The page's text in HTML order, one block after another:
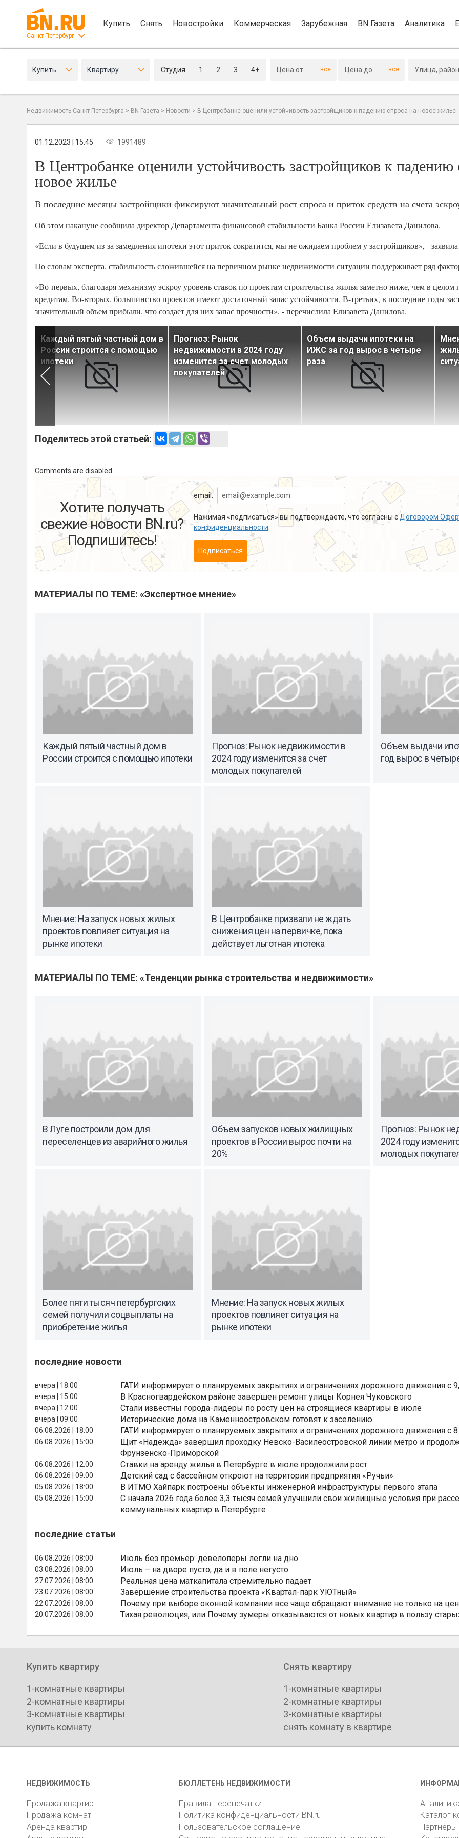
Санкт-Петербург
Купить Снять Новостройки Коммерческая Зарубежная BN Газета Аналитика
Купить Квартиру Студия 1 2 3 4+ всё всё
Недвижимость Санкт-Петербурга > BN Газета > Новости > В Центробанке оценили устойчивость застройщиков к падению спроса на новое жилье
01.12.2023 | 15:45 1991489
В Центробанке оценили устойчивость застройщиков к падению
новое жилье
В последние месяцы застройщики фиксируют значительный рост спроса и приток средств на счета
Об этом накануне сообщила директор Департамента финансовой стабильности Банка России Елизавета Данилова.
«Если в будущем из-за замедления ипотеки этот приток сократится, мы не ожидаем проблем у застройщиков», -
По словам эксперта, стабильность сложившейся на первичном рынке недвижимости ситуации поддерживает ряд
«Во-первых, благодаря механизму эскроу уровень ставок по проектам строительства жилья заметно ниже, чем в
кредитам. Во-вторых, большинство проектов имеют достаточный запас устойчивости. В-третьих, в последние годы
значительный объем прибыли, что создает для них запас прочности», - перечислила Елизавета Данилова.
Каждый пятый частный дом в
России строится с помощью
ипотеки
Прогноз: Рынок
недвижимости в 2024 году
изменится за счет молодых
покупателей
Объем выдачи ипотеки на
ИЖС за год вырос в четыре
раза
Поделитесь этой статьей:
Comments are disabled
Хотите получать
свежие новости BN.ru?
Подпишитесь!
email:
Нажимая «подписаться» вы подтверждаете, что согласны с Договором
конфиденциальности
Подписаться
МАТЕРИАЛЫ ПО ТЕМЕ: «Экспертное мнение»
Каждый пятый частный дом в
России строится с помощью ипотеки
Прогноз: Рынок недвижимости в
2024 году изменится за счет
молодых покупателей
Объем выдачи
год вырос в
Мнение: На запуск новых жилых
проектов повлияет ситуация на
рынке ипотеки
В Центробанке призвали не ждать
снижения цен на первичке, пока
действует льготная ипотека
МАТЕРИАЛЫ ПО ТЕМЕ: «Тенденции рынка строительства и недвижимости»
В Луге построили дом для
переселенцев из аварийного жилья
Объем запусков новых жилищных
проектов в России вырос почти на
20%
Прогноз: Рынок
2024 году
молодых
Более пяти тысяч петербургских
семей получили соцвыплаты на
приобретение жилья
Мнение: На запуск новых жилых
проектов повлияет ситуация на
рынке ипотеки
последние новости
вчера | 18:00 ГАТИ информирует о планируемых закрытиях и ограничениях дорожного движения с 9,
вчера | 15:00 В Красногвардейском районе завершен ремонт улицы Корнея Чуковского
вчера | 12:00 Стали известны города-лидеры по росту цен на строящиеся квартиры в июле
вчера | 09:00 Исторические дома на Каменноостровском готовят к заселению
06.08.2026 | 18:00 ГАТИ информирует о планируемых закрытиях и ограничениях дорожного движения с 8
06.08.2026 | 15:00
Щит «Надежда» завершил проходку Невско-Василеостровской линии метро и
Фрунзенско-Приморской
06.08.2026 | 12:00 Ставки на аренду жилья в Петербурге в июле продолжили рост
06.08.2026 | 09:00 Детский сад с бассейном откроют на территории предприятия «Ручьи»
05.08.2026 | 18:00 В ИТМО Хайпарк построены объекты инженерной инфраструктуры первого этапа
05.08.2026 | 15:00
С начала 2026 года более 3,3 тысяч семей улучшили свои жилищные условия при
коммунальных квартир в Петербурге
последние статьи
06.08.2026 | 08:00 Июль без премьер: девелоперы легли на дно
03.08.2026 | 08:00 Июль – на дворе пусто, да и в поле негусто
27.07.2026 | 08:00 Реальная цена маткапитала стремительно падает
23.07.2026 | 08:00 Завершение строительства проекта «Квартал-парк УЮТный»
22.07.2026 | 08:00 Почему при выборе оконной компании все чаще обращают внимание не только на
20.07.2026 | 08:00 Тихая революция, или Почему зумеры отказываются от новых квартир в пользу
Купить квартиру
1-комнатные квартиры
2-комнатные квартиры
3-комнатные квартиры
купить комнату
Снять квартиру
1-комнатные квартиры
2-комнатные квартиры
3-комнатные квартиры
снять комнату в квартире
НЕДВИЖИМОСТЬ
Продажа квартир
Продажа комнат
Аренда квартир
БЮЛЛЕТЕНЬ НЕДВИЖИМОСТИ
Правила перепечатки
Политика конфиденциальности BN.ru
Пользовательское соглашение
Каталог
Партнеры